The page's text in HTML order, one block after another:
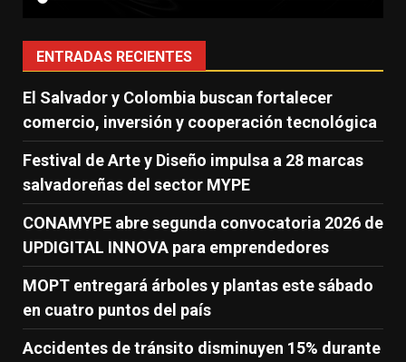
ENTRADAS RECIENTES
El Salvador y Colombia buscan fortalecer
comercio, inversión y cooperación tecnológica
Festival de Arte y Diseño impulsa a 28 marcas
salvadoreñas del sector MYPE
CONAMYPE abre segunda convocatoria 2026 de
UPDIGITAL INNOVA para emprendedores
MOPT entregará árboles y plantas este sábado
en cuatro puntos del país
Accidentes de tránsito disminuyen 15% durante